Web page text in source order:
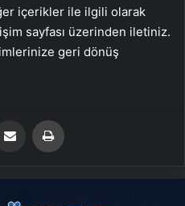
içerikler ile ilgili olarak
sayfası üzerinden iletiniz.
geri dönüş
Email'den paylaş